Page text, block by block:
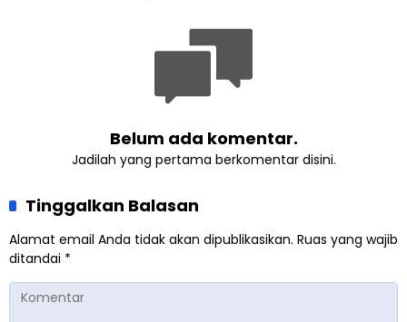
Belum ada komentar.
Jadilah yang pertama berkomentar disini.
Tinggalkan Balasan
Alamat email Anda tidak akan dipublikasikan. Ruas yang wajib
ditandai *